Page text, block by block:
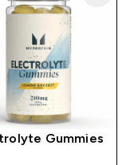
Gummies